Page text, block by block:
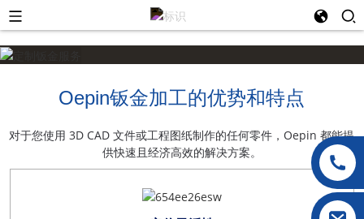
Oepin钣金加工的优势和特点
对于您使用 3D CAD 文件或工程图纸制作的任何零件，Oepin 都能提
供快速且经济高效的解决方案。